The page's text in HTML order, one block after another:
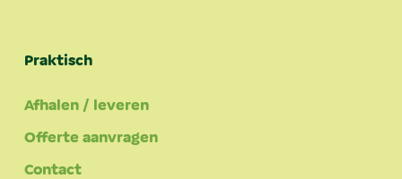
Praktisch
Afhalen / leveren
Offerte aanvragen
Contact